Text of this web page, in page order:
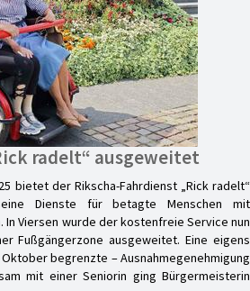
radelt“ ausgeweitet
bietet der Rikscha-Fahrdienst „Rick radelt“
Dienste für betagte Menschen mit
Viersen wurde der kostenfreie Service nun
Fußgängerzone ausgeweitet. Eine eigens
begrenzte – Ausnahmegenehmigung
mit einer Seniorin ging Bürgermeisterin